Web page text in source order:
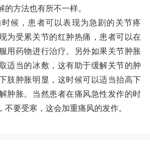
的方法也有所不一样。
候，患者可以表现为急剧的关节疼
为受累关节的红肿热痛，患者可以在
用药物进行治疗。另外如果关节肿胀
适当的冰敷，这有助于缓解关节的肿
肢肿胀明显，这时候可以适当抬高下
肿胀。当然患者在痛风急性发作的时
不要受寒，这会加重痛风的发作。